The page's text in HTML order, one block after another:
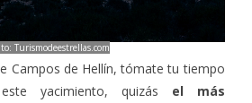
Turismodeestrellas.com
Campos de Hellín, tómate tu tiempo
yacimiento, quizás el más